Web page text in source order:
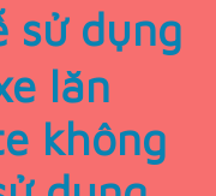
sử dụng
lăn
không